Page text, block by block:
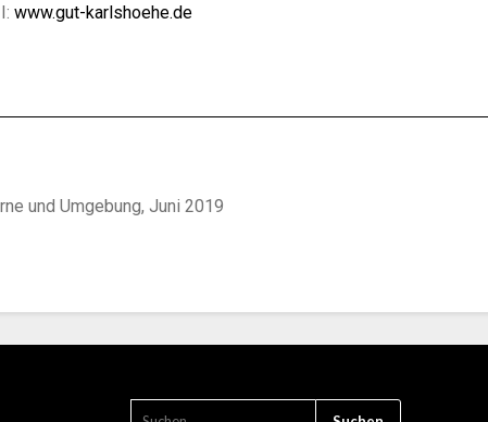
I:www.gut-karlshoehe.de
und Umgebung, Juni 2019